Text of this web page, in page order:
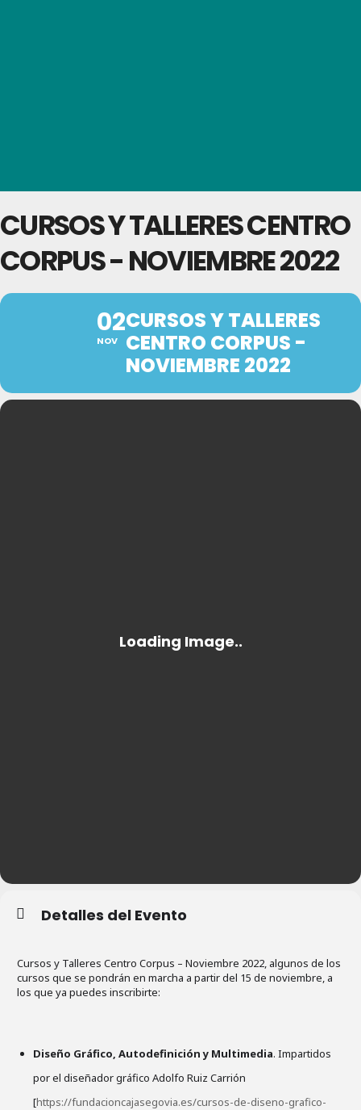
CURSOS Y TALLERES CENTRO
CORPUS - NOVIEMBRE 2022
02
NOV
CURSOS Y TALLERES
CENTRO CORPUS -
NOVIEMBRE 2022
Detalles del Evento
Cursos y Talleres Centro Corpus – Noviembre 2022, algunos de los
cursos que se pondrán en marcha a partir del 15 de noviembre, a
los que ya puedes inscribirte:
Diseño Gráfico, Autodefinición y Multimedia. Impartidos
por el diseñador gráfico Adolfo Ruiz Carrión
[https://fundacioncajasegovia.es/cursos-de-diseno-grafico-